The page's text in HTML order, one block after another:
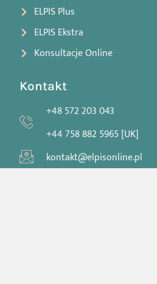
ELPIS Plus
ELPIS Ekstra
Konsultacje Online
Kontakt
+48 572 203 043
+44 758 882 5965 [UK]
kontakt@elpisonline.pl